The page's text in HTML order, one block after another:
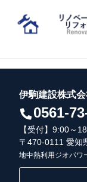
伊駒建設株式
0561-
【受付】9:00～
〒470-0111 愛知
地中熱利用ジオパワ